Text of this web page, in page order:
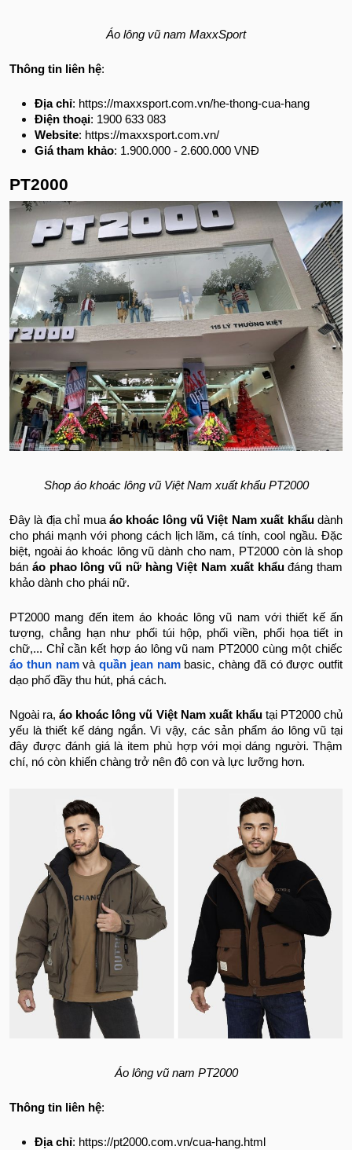
Áo lông vũ nam MaxxSport
Thông tin liên hệ:
Địa chỉ: https://maxxsport.com.vn/he-thong-cua-hang
Điện thoại: 1900 633 083
Website: https://maxxsport.com.vn/
Giá tham khảo: 1.900.000 - 2.600.000 VNĐ
PT2000
Shop áo khoác lông vũ Việt Nam xuất khẩu PT2000
Đây là địa chỉ mua áo khoác lông vũ Việt Nam xuất khẩudành
cho phái mạnh với phong cách lịch lãm, cá tính, cool ngầu. Đặc
biệt, ngoài áo khoác lông vũ dành cho nam, PT2000 còn là shop
bán áo phao lông vũ nữ hàng Việt Nam xuất khẩuđáng tham
khảo dành cho phái nữ.
PT2000 mang đến item áo khoác lông vũ nam với thiết kế ấn
tượng, chẳng hạn như phối túi hộp, phối viền, phối họa tiết in
chữ,... Chỉ cần kết hợp áo lông vũ nam PT2000 cùng một chiếc
áo thun namvà quần jean nambasic, chàng đã có được outfit
dạo phố đầy thu hút, phá cách.
Ngoài ra,áo khoác lông vũ Việt Nam xuất khẩutại PT2000 chủ
yếu là thiết kế dáng ngắn. Vì vậy, các sản phẩm áo lông vũ tại
đây được đánh giá là item phù hợp với mọi dáng người. Thậm
chí, nó còn khiến chàng trở nên đô con và lực lưỡng hơn.
Áo lông vũ nam PT2000
Thông tin liên hệ:
Địa chỉ: https://pt2000.com.vn/cua-hang.html